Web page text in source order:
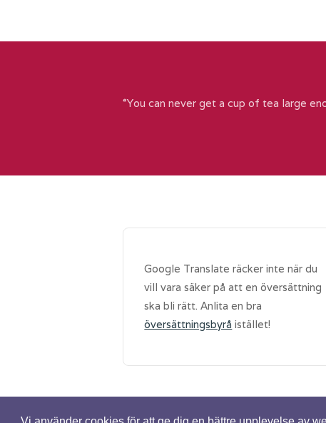
“You can never get a cup of tea large
Google Translate räcker inte när du
vill vara säker på att en översättning
ska bli rätt. Anlita en bra
översättningsbyrå istället!